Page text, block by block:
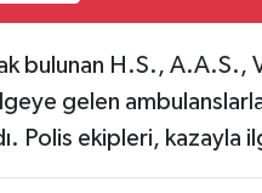
bulunan H.S., A.A.S.,
gelen
Polis ekipleri, kazayla